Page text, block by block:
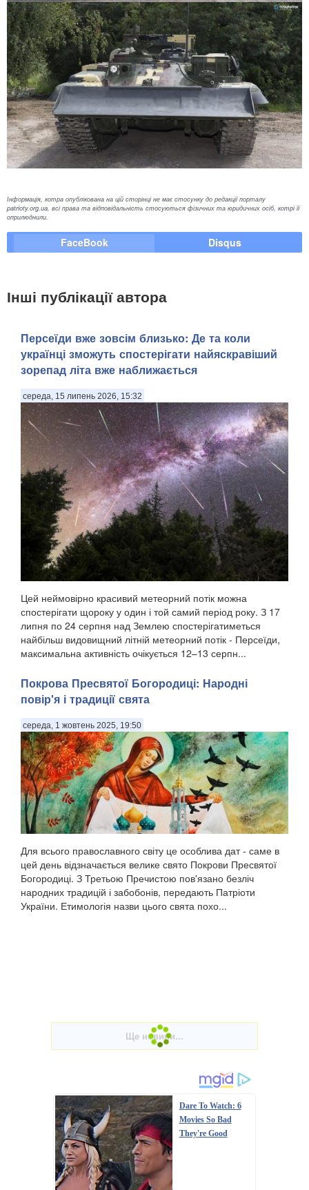
Інформація, котра опублікована на цій сторінці не має стосунку до редакції порталу
patrioty.org.ua, всі права та відповідальність стосуються фізичних та юридичних осіб, котрі її
оприлюднили.
FaceBook Disqus
Інші публікації автора
Персеїди вже зовсім близько: Де та коли
українці зможуть спостерігати найяскравіший
зорепад літа вже наближається
середа, 15 липень 2026, 15:32
Цей неймовірно красивий метеорний потік можна
спостерігати щороку у один і той самий період року. З 17
липня по 24 серпня над Землею спостерігатиметься
найбільш видовищний літній метеорний потік - Персеїди,
максимальна активність очікується 12–13 серпн...
Покрова Пресвятої Богородиці: Народні
повір'я і традиції свята
середа, 1 жовтень 2025, 19:50
Для всього православного світу це особлива дат - саме в
цей день відзначається велике свято Покрови Пресвятої
Богородиці. З Третьою Пречистою пов'язано безліч
народних традицій і забобонів, передають Патріоти
України. Етимологія назви цього свята похо...
Dare To Watch: 6
Movies So Bad
They're Good